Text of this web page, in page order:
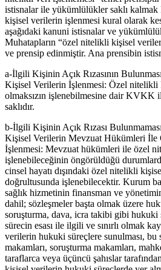
istisnalar ile yükümlülükler saklı
kişisel verilerin işlenmesi kural olarak
aşağıdaki kanuni istisnalar ve
Muhatapların “özel nitelikli kişisel
ve prensip edinmiştir. Ana prensibin
a-İlgili Kişinin Açık Rızasının
Kişisel Verilerin İşlenmesi: Özel nitelikli
olmaksızın işlenebilmesine dair KVKK
saklıdır.
b-İlgili Kişinin Açık Rızası
Kişisel Verilerin Mevzuat Hükümleri İle
İşlenmesi: Mevzuat hükümleri ile özel
işlenebileceğinin öngörüldüğü
cinsel hayatı dışındaki özel nitelikli
doğrultusunda işlenebilecektir. Kurum
sağlık hizmetinin finansman ve
dahil; sözleşmeler başta olmak üzere
soruşturma, dava, icra takibi gibi
sürecin esası ile ilgili ve sınırlı olmak
verilerin hukuki süreçlere sunulması, bu
makamları, soruşturma makamları,
taraflarca veya üçüncü şahıslar